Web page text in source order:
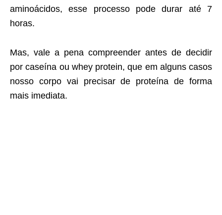
aminoácidos, esse processo pode durar até 7
horas.
Mas, vale a pena compreender antes de decidir
por caseína ou whey protein, que em alguns casos
nosso corpo vai precisar de proteína de forma
mais imediata.